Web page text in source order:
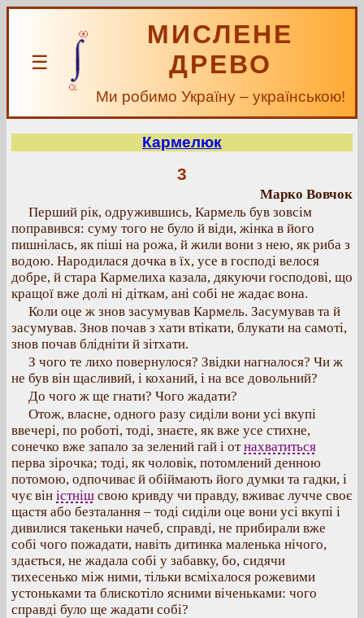
☰
МИСЛЕНЕ
ДРЕВО
Ми робимо Україну – українською!
Кармелюк
3
Марко Вовчок
Перший рік, одружившись, Кармель був зовсім
поправився: суму того не було й віди, жінка в його
пишнілась, як піші на рожа, й жили вони з нею, як риба з
водою. Народилася дочка в їх, усе в господі велося
добре, й стара Кармелиха казала, дякуючи господові, що
кращої вже долі ні діткам, ані собі не жадає вона.
Коли оце ж знов засумував Кармель. Засумував та й
засумував. Знов почав з хати втікати, блукати на самоті,
знов почав блідніти й зітхати.
З чого те лихо повернулося? Звідки нагналося? Чи ж
не був він щасливий, і коханий, і на все довольний?
До чого ж ще гнати? Чого жадати?
Отож, власне, одного разу сиділи вони усі вкупі
ввечері, по роботі, тоді, знаєте, як вже усе стихне,
сонечко вже запало за зелений гай і отнахватиться
перва зірочка; тоді, як чоловік, потомлений денною
потомою, одпочиває й обіймають його думки та гадки, і
чує він істніш свою кривду чи правду, вживає лучче своє
щастя або безталання – тоді сиділи оце вони усі вкупі і
дивилися такеньки начеб, справді, не прибирали вже
собі чого пожадати, навіть дитинка маленька нічого,
здається, не жадала собі у забавку, бо, сидячи
тихесенько між ними, тільки всміхалося рожевими
устоньками та блискотіло ясними віченьками: чого
справді було ще жадати собі?